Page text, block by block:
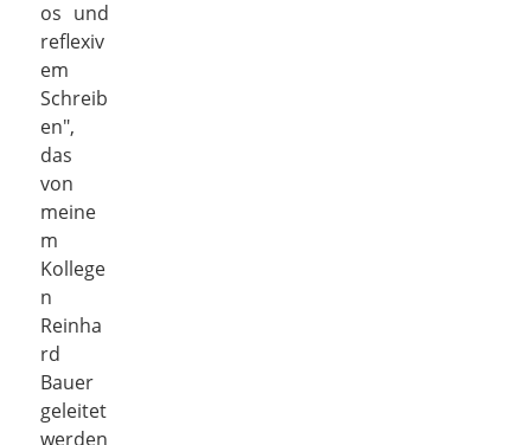
os und
reflexiv
em
Schreib
en",
das
von
meine
m
Kollege
n
Reinha
rd
Bauer
geleitet
werden